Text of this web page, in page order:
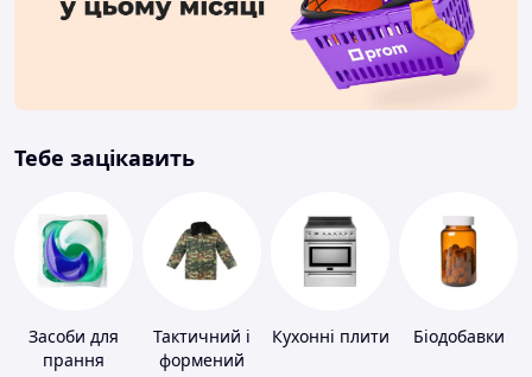
Тебе зацікавить
Засоби для
прання
Тактичний і
формений
Кухонні плити Біодобавки